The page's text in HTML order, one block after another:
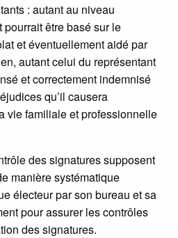
: autant au niveau
être basé sur le
et éventuellement aidé par
autant celui du représentant
et correctement indemnisé
qu’il causera
vie familiale et professionnelle
des signatures supposent
manière systématique
électeur par son bureau et sa
pour assurer les contrôles
des signatures.